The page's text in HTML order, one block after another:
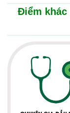
Điểm khác